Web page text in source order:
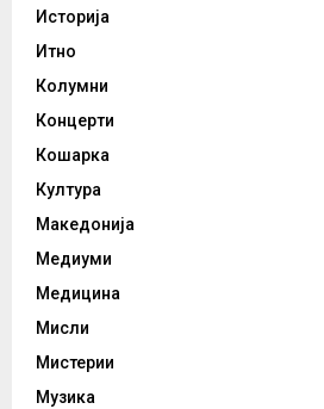
Историја
Итно
Колумни
Концерти
Кошарка
Култура
Македонија
Медиуми
Медицина
Мисли
Мистерии
Музика